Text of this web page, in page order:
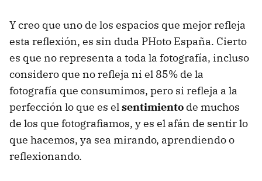
Y creo que uno de los espacios que mejor refleja
esta reflexión, es sin duda PHoto España. Cierto
es que no representa a toda la fotografía, incluso
considero que no refleja ni el 85% de la
fotografía que consumimos, pero si refleja a la
perfección lo que es elsentimiento de muchos
de los que fotografiamos, y es el afán de sentir lo
que hacemos, ya sea mirando, aprendiendo o
reflexionando.